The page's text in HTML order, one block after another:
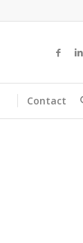
Contact